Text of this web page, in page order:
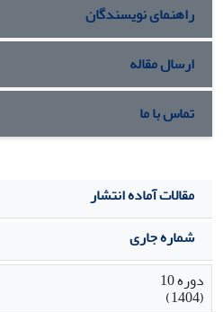
راهنمای نویسندگان
ارسال مقاله
تماس با ما
مقالات آماده انتشار
شماره جاری
دوره 10
(1404)